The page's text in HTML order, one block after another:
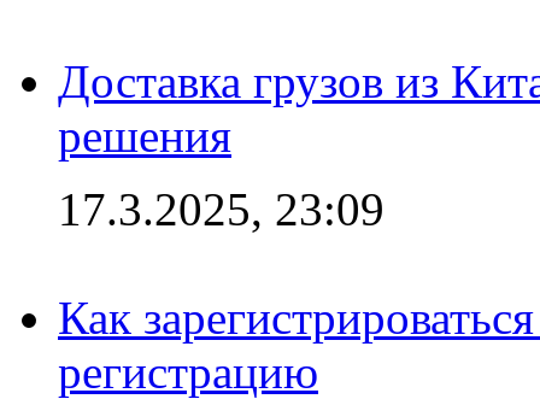
Доставка грузов из
решения
17.3.2025, 23:09
Как
регистрацию